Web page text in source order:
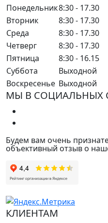
Понедельник8:30 - 17.30
Вторник
8:30 - 17.30
Среда
8:30 - 17.30
Четверг
8:30 - 17.30
Пятница
8:30 - 16.15
Суббота
Выходной
Воскресенье Выходной
МЫ В СОЦИАЛЬНЫХ
Будем вам очень
объективный отзыв о
КЛИЕНТАМ